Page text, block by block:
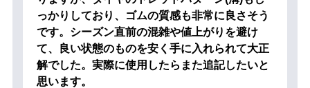
っかりしており、ゴムの質感も非常に良さそう
です。シーズン直前の混雑や値上がりを避け
て、良い状態のものを安く手に入れられて大正
解でした。実際に使用したらまた追記したいと
思います。